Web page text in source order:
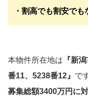
・割高でも割安でも
本物件所在地は 『新
番11、5238番12』 で
募集総額3400万円に